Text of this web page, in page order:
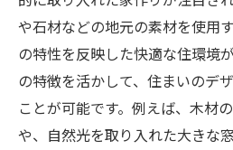
や石材などの地元の素材を使用
の特性を反映した快適な住環境
の特徴を活かして、住まいのデ
ことが可能です。例えば、木材
や、自然光を取り入れた大きな